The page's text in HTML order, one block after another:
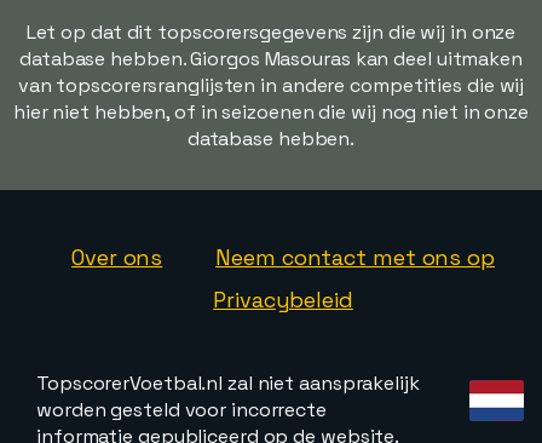
Let op dat dit topscorersgegevens zijn die wij in onze
database hebben. Giorgos Masouras kan deel uitmaken
van topscorersranglijsten in andere competities die wij
hier niet hebben, of in seizoenen die wij nog niet in onze
database hebben.
Over ons
Neem contact met ons op
Privacybeleid
TopscorerVoetbal.nl zal niet aansprakelijk
worden gesteld voor incorrecte
informatie gepubliceerd op de website.